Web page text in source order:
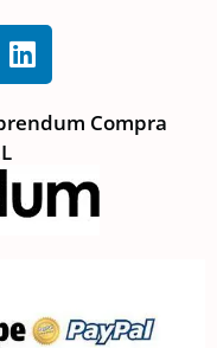
Compra